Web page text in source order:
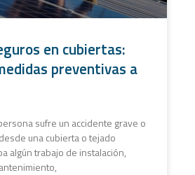
en cubiertas:
preventivas a
sufre un accidente grave o
una cubierta o tejado
algún trabajo de instalación,